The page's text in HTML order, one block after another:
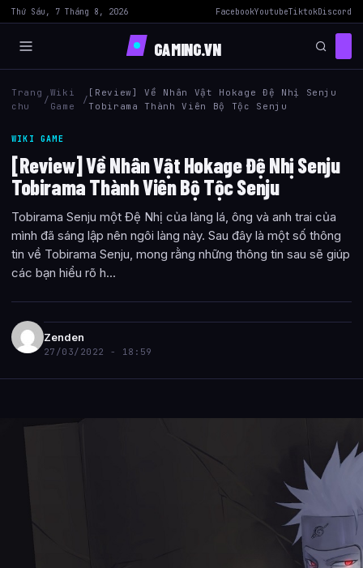
Thứ Sáu, 7 Tháng 8, 2026 FacebookYoutubeTiktokDiscord
GAMING.VN
Trang
chu
/
Wiki
Game
/
[Review] Về Nhân Vật Hokage Đệ Nhị Senju
Tobirama Thành Viên Bộ Tộc Senju
WIKI GAME
[Review] Về Nhân Vật Hokage Đệ Nhị Senju
Tobirama Thành Viên Bộ Tộc Senju
Tobirama Senju một Đệ Nhị của làng lá, ông và anh trai của
mình đã sáng lập nên ngôi làng này. Sau đây là một số thông
tin về Tobirama Senju, mong rằng những thông tin sau sẽ giúp
các bạn hiểu rõ h...
Zenden
27/03/2022 - 18:59